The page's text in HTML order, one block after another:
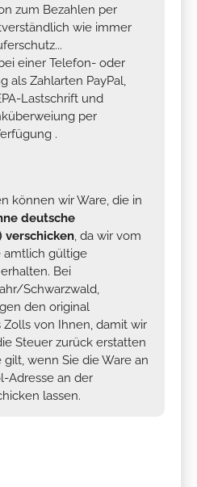
zum Bezahlen per
wie immer
einer Telefon- oder
als Zahlarten PayPal,
Lastschrift und
per
.
können wir Ware, die in
deutsche
verschicken, da wir vom
amtlich gültige
Bei
Schwarzwald,
den original
von Ihnen, damit wir
Steuer zurück erstatten
wenn Sie die Ware an
Adresse an der
lassen.